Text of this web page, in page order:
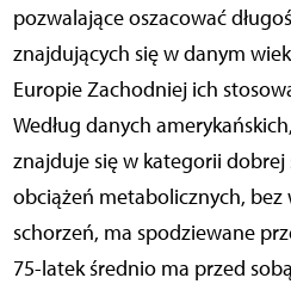
pozwalające oszacować
znajdujących się w danym
Europie Zachodniej ich
Według danych
znajduje się w kategorii
obciążeń metabolicznych, bez
schorzeń, ma spodziewane
75-latek średnio ma przed